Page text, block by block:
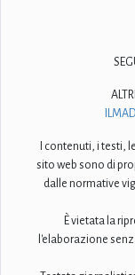
I contenuti, i testi,
sito web sono di
dalle normative
È vietata la
l'elaborazione